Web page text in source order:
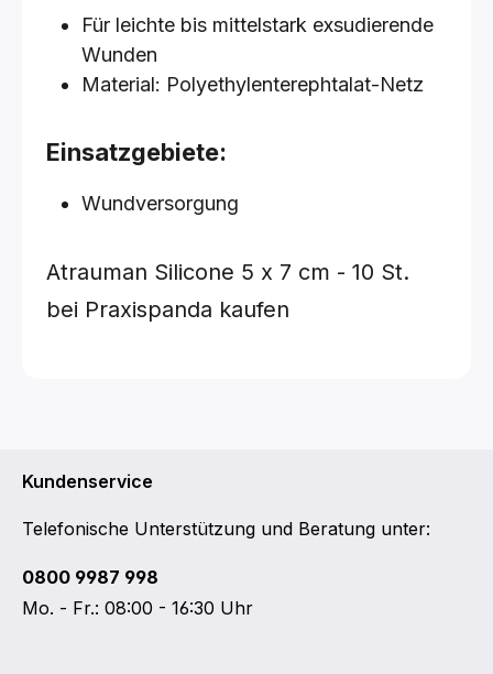
Für leichte bis mittelstark exsudierende
Wunden
Material: Polyethylenterephtalat-Netz
Einsatzgebiete:
Wundversorgung
Atrauman Silicone 5 x 7 cm - 10 St.
bei Praxispanda kaufen
Kundenservice
Telefonische Unterstützung und Beratung unter:
0800 9987 998
Mo. - Fr.: 08:00 - 16:30 Uhr